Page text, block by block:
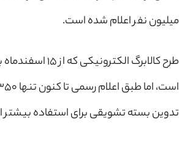
میلیون نفر اعلام شده است.
طرح کالابرگ
تدوین بسته تشویقی برای استفاده بیشتر